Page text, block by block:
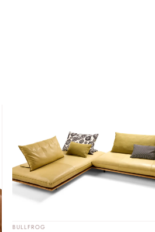
ANBIETER:
BULLFROG